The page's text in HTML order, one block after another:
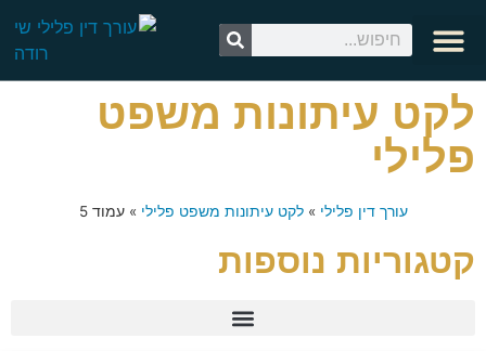
לקט עיתונות משפט
פלילי
עורך דין פלילי »לקט עיתונות משפט פלילי »עמוד 5
קטגוריות נוספות